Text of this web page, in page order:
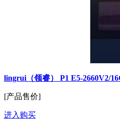
lingrui（领睿） P1 E5-2660V2/
[产品售价]
进入购买